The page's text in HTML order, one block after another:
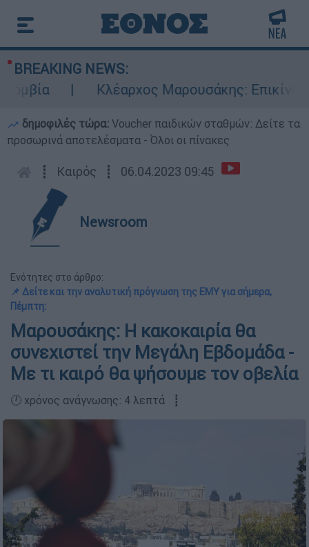
BREAKING NEWS:
Κλέαρχος Μαρουσάκης: Επικίνδυνες
δημοφιλές τώρα: Voucher παιδικών σταθμών: Δείτε τα
προσωρινά αποτελέσματα - Όλοι οι πίνακες
┋ Καιρός ┋ 06.04.2023 09:45
Newsroom
Ενότητες στο άρθρο:
📌 Δείτε και την αναλυτική πρόγνωση της ΕΜΥ για σήμερα,
Πέμπτη:
Μαρουσάκης: Η κακοκαιρία θα
συνεχιστεί την Μεγάλη Εβδομάδα -
Με τι καιρό θα ψήσουμε τον οβελία
🕛 χρόνος ανάγνωσης: 4 λεπτά ┋